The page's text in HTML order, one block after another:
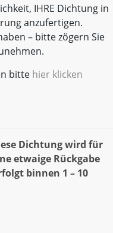
IHRE Dichtung in
anzufertigen.
– bitte zögern Sie
bitte hier klicken
Dichtung wird für
etwaige Rückgabe
binnen 1 – 10